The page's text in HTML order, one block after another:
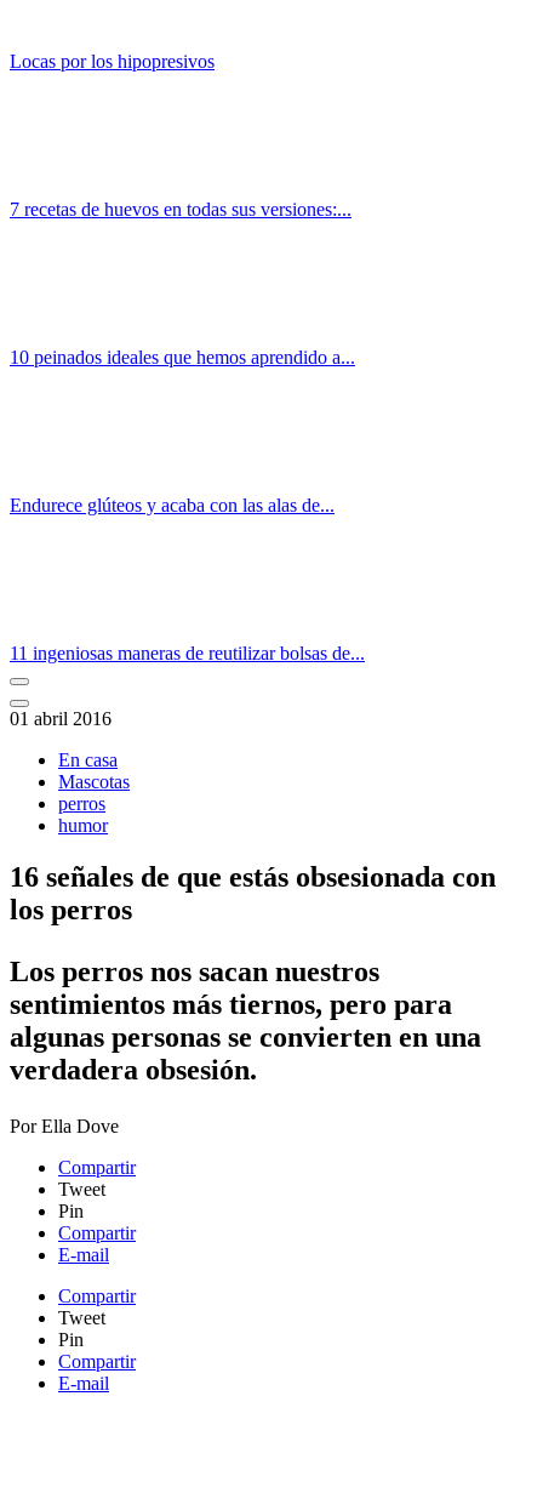
Locas por los hipopresivos
7 recetas de huevos en todas sus versiones:...
10 peinados ideales que hemos aprendido a...
Endurece glúteos y acaba con las alas de...
11 ingeniosas maneras de reutilizar bolsas de...
01 abril 2016
En casa
Mascotas
perros
humor
16 señales de que estás obsesionada con
los perros
​Los perros nos sacan nuestros
sentimientos más tiernos, pero para
algunas personas se convierten en una
verdadera obsesión.
PorElla Dove
Compartir
Tweet
Pin
Compartir
E-mail
Compartir
Tweet
Pin
Compartir
E-mail